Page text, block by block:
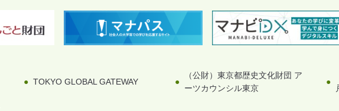
TOKYO GLOBAL GATEWAY
（公財）東京都歴史文化財団 ア
ーツカウンシル東京